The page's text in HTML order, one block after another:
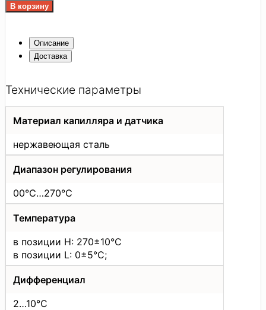
Описание
Доставка
Технические параметры
Материал капилляра и датчика
нержавеющая сталь
Диапазон регулирования
00°C…270°C
Температура
в позиции H: 270±10°C
в позиции L: 0±5°C;
Дифференциал
2…10°C